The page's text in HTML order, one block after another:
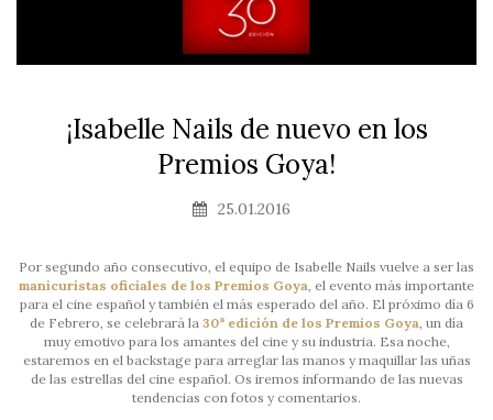
¡Isabelle Nails de nuevo en los
Premios Goya!
25.01.2016
Por segundo año consecutivo, el equipo de Isabelle Nails vuelve a ser las
manicuristas oficiales de los Premios Goya , el evento más importante
para el cine español y también el más esperado del año. El próximo día 6
de Febrero, se celebrará la 30ª edición de los Premios Goya , un día
muy emotivo para los amantes del cine y su industria. Esa noche,
estaremos en el backstage para arreglar las manos y maquillar las uñas
de las estrellas del cine español. Os iremos informando de las nuevas
tendencias con fotos y comentarios.